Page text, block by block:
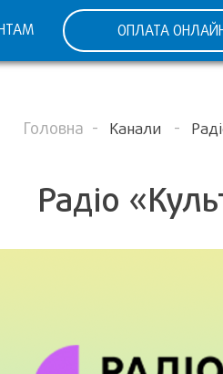
ОПЛАТА
Головна Канали
Радіо